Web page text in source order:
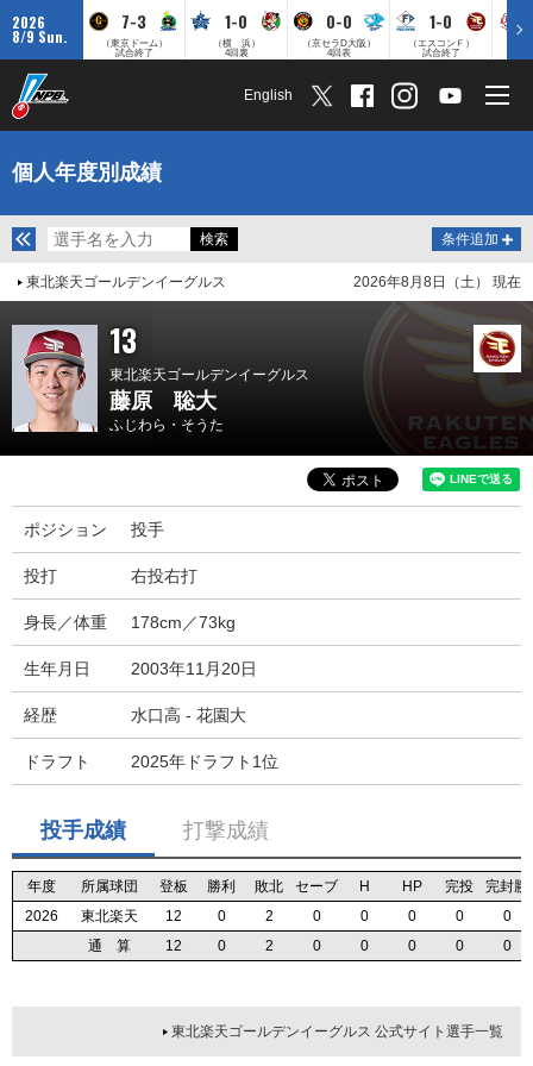
2026
8/9 Sun.
7-3
（東京ドーム）
試合終了
1-0
（横 浜）
4回裏
0-0
（京セラD大阪）
4回表
1-0
（エスコンＦ）
試合終了
English
個人年度別成績
条件追加
東北楽天ゴールデンイーグルス 2026年8月8日（土） 現在
13
東北楽天ゴールデンイーグルス
藤原 聡大
ふじわら・そうた
ポジション 投手
投打 右投右打
身長／体重 178cm／73kg
生年月日 2003年11月20日
経歴 水口高 - 花園大
ドラフト 2025年ドラフト1位
投手成績 打撃成績
年度 所属球団 登板 勝利 敗北 セーブ H HP 完投
完封勝
2026
東北楽天 12 0 2 0 0 0 0
0
通 算
12 0 2 0 0 0 0 0
年度 所属球団 登板 勝利 敗北 セーブ H HP 完投
完封勝
2026
東北楽天 12 0 2 0 0 0 0
0
通 算
12 0 2 0 0 0 0 0
年度 所属球団 登板 勝利 敗北 セーブ H HP 完投
完封勝
2026
東北楽天 12 0 2 0 0 0 0
0
通 算
12 0 2 0 0 0 0 0
年度 所属球団 登板 勝利 敗北 セーブ H HP 完投
完封勝
2026
東北楽天 12 0 2 0 0 0 0
0
通 算
12 0 2 0 0 0 0 0
東北楽天ゴールデンイーグルス 公式サイト選手一覧